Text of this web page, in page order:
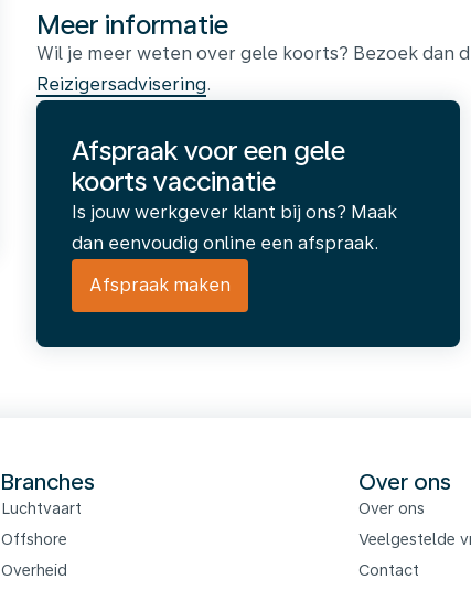
Meer informatie
Wil je meer weten over gele koorts? Bezoek dan
Reizigersadvisering.
Afspraak voor een gele
koorts vaccinatie
Is jouw werkgever klant bij ons? Maak
dan eenvoudig online een afspraak.
Afspraak maken
Branches
Luchtvaart
Offshore
Overheid
Over ons
Over ons
Veelgestelde
Contact